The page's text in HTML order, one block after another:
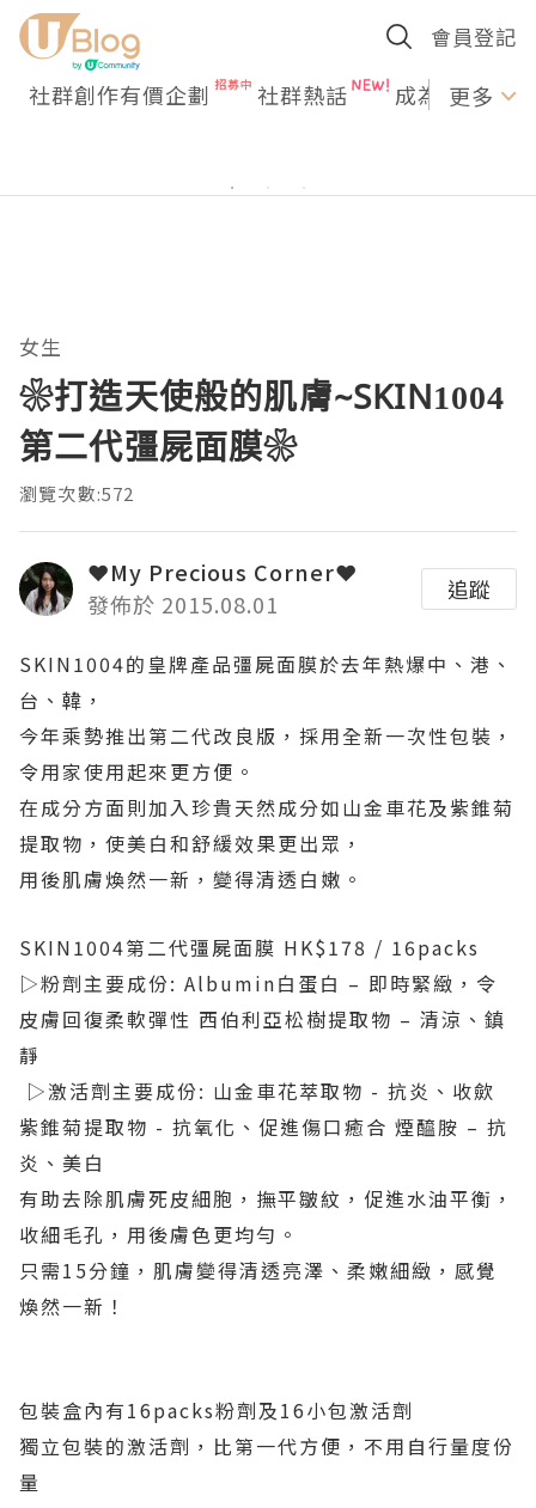
會員登記
社群創作有價企劃 社群熱話 成為U更多
女生
❀打造天使般的肌膚~SKIN1004
第二代彊屍面膜❀
瀏覽次數:572
❤My Precious Corner❤
發佈於 2015.08.01
追蹤
SKIN1004的皇牌產品彊屍面膜於去年熱爆中、港、
台、韓，
今年乘勢推出第二代改良版，採用全新一次性包裝，
令用家使用起來更方便。
在成分方面則加入珍貴天然成分如山金車花及紫錐菊
提取物，使美白和舒緩效果更出眾，
用後肌膚煥然一新，變得清透白嫩。
SKIN1004第二代彊屍面膜 HK$178 / 16packs
▷粉劑主要成份: Albumin白蛋白 – 即時緊緻，令
皮膚回復柔軟彈性 西伯利亞松樹提取物 – 清涼、鎮
靜
▷激活劑主要成份: 山金車花萃取物 - 抗炎、收歛
紫錐菊提取物 - 抗氧化、促進傷口癒合 煙醯胺 – 抗
炎、美白
有助去除肌膚死皮細胞，撫平皺紋，促進水油平衡，
收細毛孔，用後膚色更均勻。
只需15分鐘，肌膚變得清透亮澤、柔嫩細緻，感覺
煥然一新！
包裝盒內有16packs粉劑及16小包激活劑
獨立包裝的激活劑，比第一代方便，不用自行量度份
量